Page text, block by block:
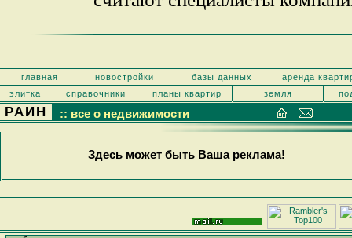
главная новостройки базы данных
аренда
элитка
справочники планы квартир земля
РАИН :: все о недвижимости
Здесь может быть Ваша реклама!